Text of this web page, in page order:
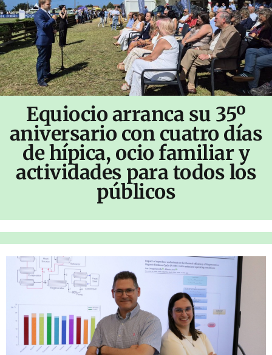
Equiocio arranca su 35º
aniversario con cuatro días
de hípica, ocio familiar y
actividades para todos los
públicos